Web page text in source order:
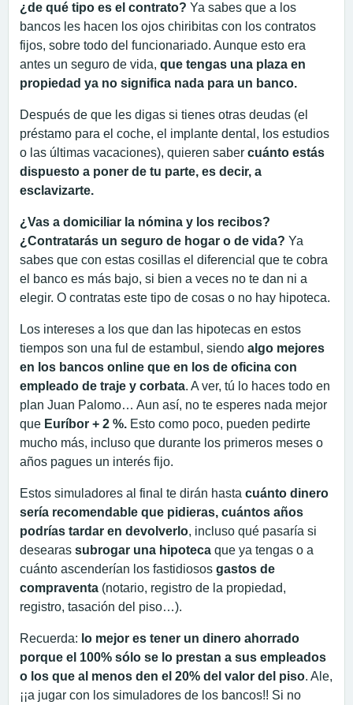
¿de qué tipo es el contrato? Ya sabes que a los
bancos les hacen los ojos chiribitas con los contratos
fijos, sobre todo del funcionariado. Aunque esto era
antes un seguro de vida, que tengas una plaza en
propiedad ya no significa nada para un banco.
Después de que les digas si tienes otras deudas (el
préstamo para el coche, el implante dental, los estudios
o las últimas vacaciones), quieren saber cuánto estás
dispuesto a poner de tu parte, es decir, a
esclavizarte.
¿Vas a domiciliar la nómina y los recibos?
¿Contratarás un seguro de hogar o de vida? Ya
sabes que con estas cosillas el diferencial que te cobra
el banco es más bajo, si bien a veces no te dan ni a
elegir. O contratas este tipo de cosas o no hay hipoteca.
Los intereses a los que dan las hipotecas en estos
tiempos son una ful de estambul, siendo algo mejores
en los bancos online que en los de oficina con
empleado de traje y corbata. A ver, tú lo haces todo en
plan Juan Palomo… Aun así, no te esperes nada mejor
que Euríbor + 2 %. Esto como poco, pueden pedirte
mucho más, incluso que durante los primeros meses o
años pagues un interés fijo.
Estos simuladores al final te dirán hasta cuánto dinero
sería recomendable que pidieras, cuántos años
podrías tardar en devolverlo, incluso qué pasaría si
desearas subrogar una hipoteca que ya tengas o a
cuánto ascenderían los fastidiosos gastos de
compraventa (notario, registro de la propiedad,
registro, tasación del piso…).
Recuerda: lo mejor es tener un dinero ahorrado
porque el 100% sólo se lo prestan a sus empleados
o los que al menos den el 20% del valor del piso. Ale,
¡¡a jugar con los simuladores de los bancos!! Si no